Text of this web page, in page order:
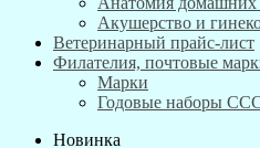
Акушерство и
Ветеринарный прайс-лист
Филателия, почтовые
Марки
Годовые наборы
Новинка